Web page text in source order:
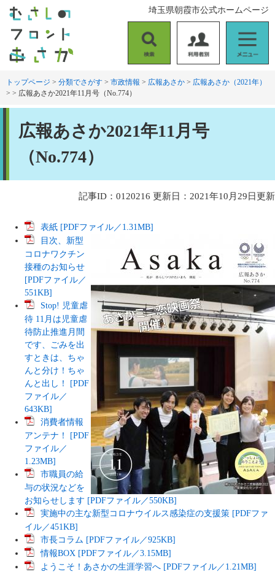
す
。
し
て
索
用
者
ニ
ュ
埼玉県朝霞市公式ホームページ
トップページ > 分類でさがす > 市政情報 > 広報あさか > 広報あさか（2021年）
> > 広報あさか2021年11月号（No.774）
広報あさか2021年11月号
（No.774）
記事ID：0120216 更新日：2021年10月29日更新
表紙 [PDFファイル／1.31MB]
目次、新型
コロナワクチン
接種のお知らせ
[PDFファイル／
551KB]
Stop! 児童虐
待 11月は児童虐
待防止推進月間
です、ごみを出
すときは、ちゃ
んと分け！ちゃ
んと出し！ [PDF
ファイル／
643KB]
消費者情報
アンテナ！ [PDF
ファイル／
1.23MB]
市職員の給
与の状況などを
お知らせします [PDFファイル／550KB]
実施中の主な新型コロナウイルス感染症の支援策 [PDFファ
イル／451KB]
市長コラム [PDFファイル／925KB]
情報BOX [PDFファイル／3.15MB]
ようこそ！あさかの生涯学習へ [PDFファイル／1.21MB]